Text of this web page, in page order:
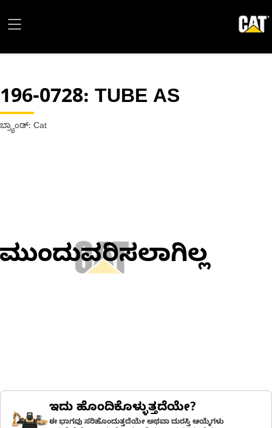
196-0728: TUBE AS
ಬ್ರ್ಯಾಂಡ್: Cat
ಮುಂದುವರಿಸಲಾಗಿಲ್ಲ
ಇದು ಹೊಂದಿಕೊಳ್ಳುತ್ತದೆಯೇ?
ಈ ಭಾಗವು ಸರಿಹೊಂದುತ್ತದೆಯೇ ಅಥವಾ ದುರಸ್ತಿ ಆಯ್ಕೆಗಳು